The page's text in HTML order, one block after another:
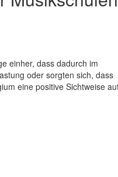
einher, dass dadurch im
oder sorgten sich, dass
eine positive Sichtweise